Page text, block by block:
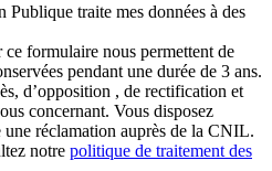
Publique traite mes données à des
formulaire nous permettent de
pendant une durée de 3 ans.
d’opposition , de rectification et
concernant. Vous disposez
réclamation auprès de la CNIL.
notre politique de traitement des